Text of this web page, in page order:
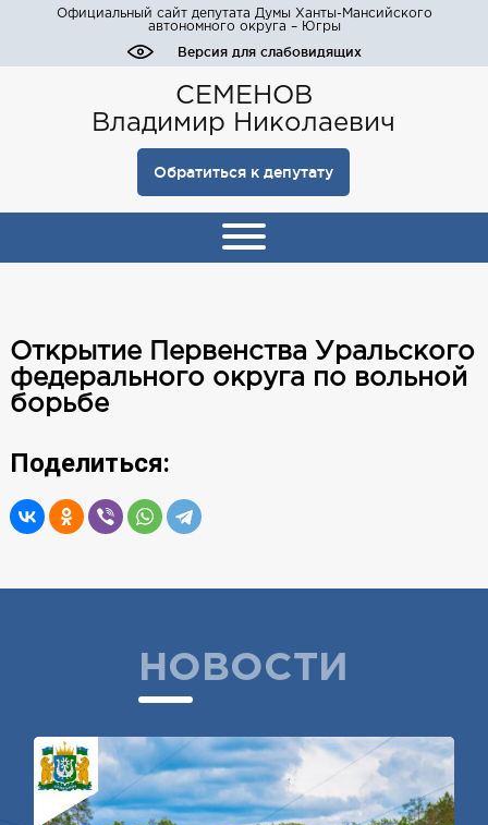
Официальный сайт депутата Думы Ханты-Мансийского
автономного округа – Югры
Версия для слабовидящих
СЕМЕНОВ
Владимир Николаевич
Обратиться к депутату
Открытие Первенства Уральского
федерального округа по вольной
борьбе
Поделиться:
НОВОСТИ